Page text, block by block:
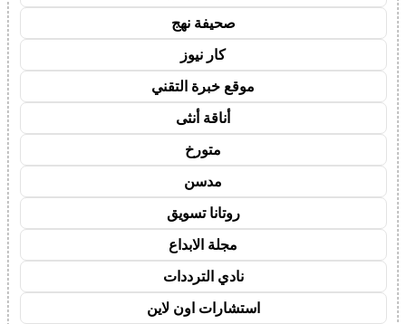
صحيفة نهج
كار نيوز
موقع خبرة التقني
أناقة أنثى
متورخ
مدسن
روتانا تسويق
مجلة الابداع
نادي الترددات
استشارات اون لاين